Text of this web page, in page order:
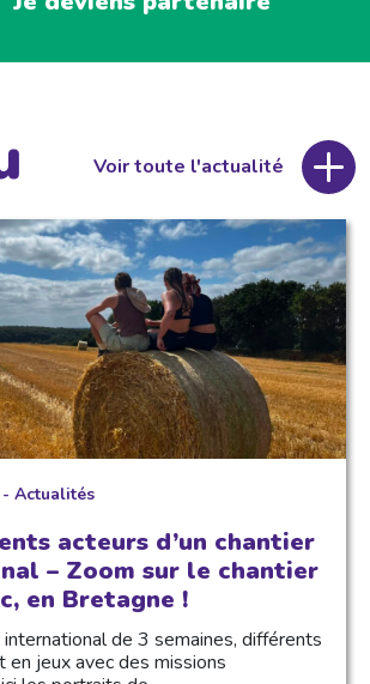
Voir toute l'actualité
Actualités
acteurs d’un chantier
– Zoom sur le chantier
en Bretagne !
international de 3 semaines, différents
en jeux avec des missions